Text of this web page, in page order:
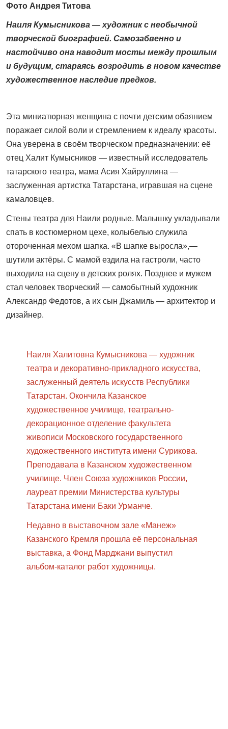
Фото Андрея Титова
Наиля Кумысникова — художник с необычной
творческой биографией. Самозабвенно и
настойчиво она наводит мосты между прошлым
и будущим, стараясь возродить в новом качестве
художественное наследие предков.
Эта миниатюрная женщина с почти детским обаянием
поражает силой воли и стремлением к идеалу красоты.
Она уверена в своём творческом предназначении: её
отец Халит Кумысников — известный исследователь
татарского театра, мама Асия Хайруллина —
заслуженная артистка Татарстана, игравшая на сцене
камаловцев.
Стены театра для Наили родные. Малышку укладывали
спать в костюмерном цехе, колыбелью служила
отороченная мехом шапка. «В шапке выросла»,—
шутили актёры. С мамой ездила на гастроли, часто
выходила на сцену в детских ролях. Позднее и мужем
стал человек творческий — самобытный художник
Александр Федотов, а их сын Джамиль — архитектор и
дизайнер.
Наиля Халитовна Кумысникова — художник
театра и декоративно-прикладного искусства,
заслуженный деятель искусств Республики
Татарстан. Окончила Казанское
художественное училище, театрально-
декорационное отделение факультета
живописи Московского государственного
художественного института имени Сурикова.
Преподавала в Казанском художественном
училище. Член Союза художников России,
лауреат премии Министерства культуры
Татарстана имени Баки Урманче.
Недавно в выставочном зале «Манеж»
Казанского Кремля прошла её персональная
выставка, а Фонд Марджани выпустил
альбом-каталог работ художницы.